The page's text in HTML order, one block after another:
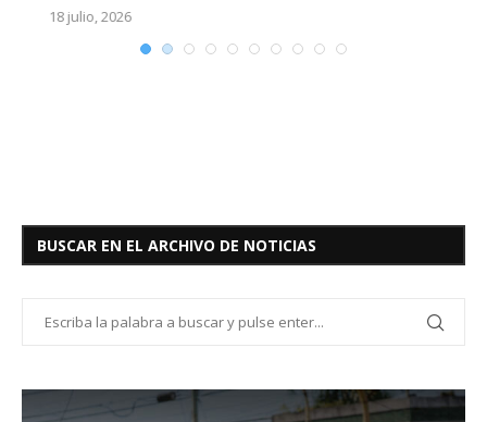
BUSCAR EN EL ARCHIVO DE NOTICIAS